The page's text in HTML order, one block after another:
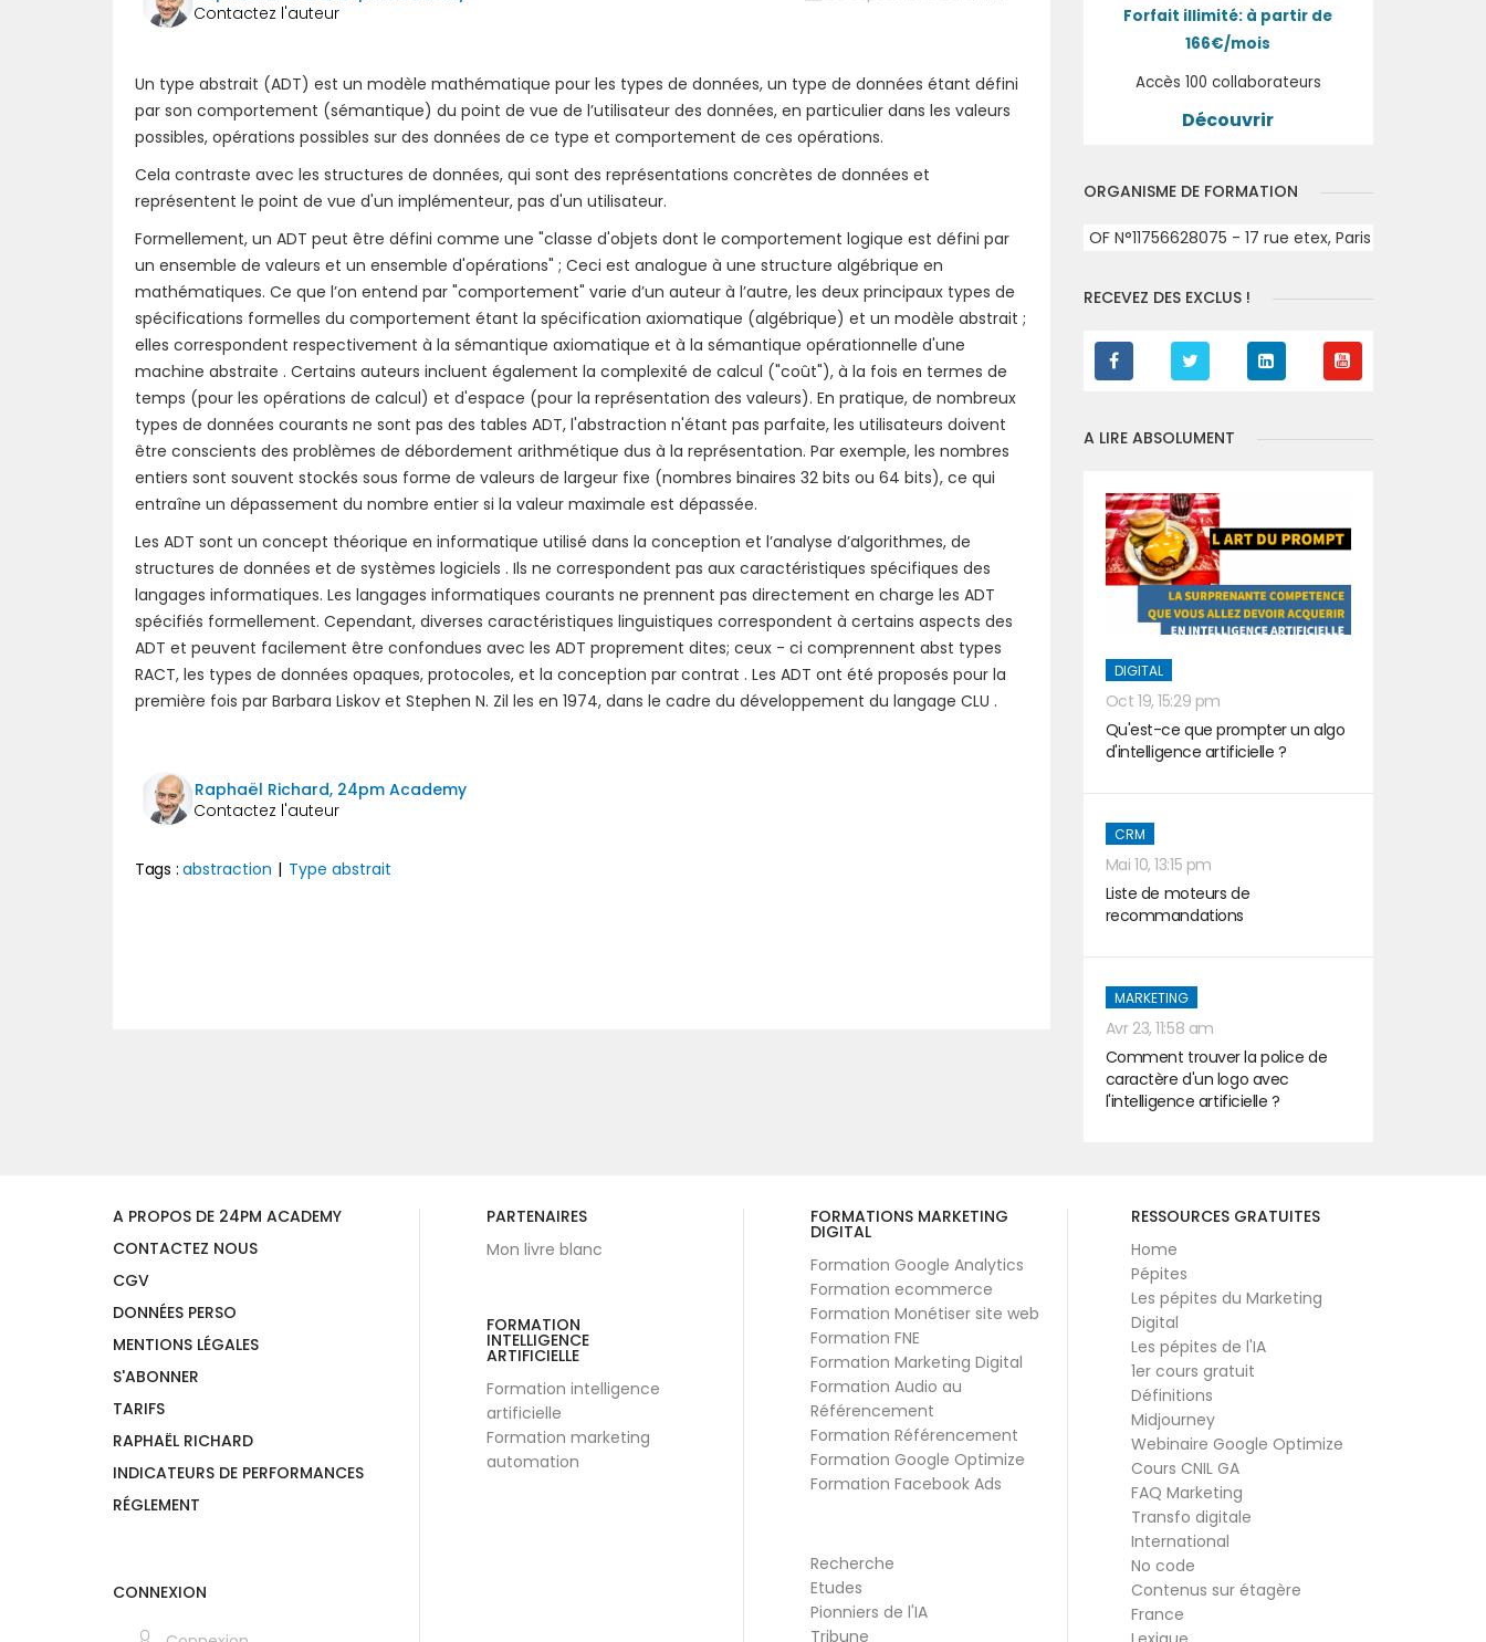
Un type abstrait (ADT) est un modèle mathématique pour les types de données, un type de données étant défini
par son comportement (sémantique) du point de vue de l’utilisateur des données, en particulier dans les valeurs
possibles, opérations possibles sur des données de ce type et comportement de ces opérations.
Cela contraste avec les structures de données, qui sont des représentations concrètes de données et
représentent le point de vue d'un implémenteur, pas d'un utilisateur.
Formellement, un ADT peut être défini comme une "classe d'objets dont le comportement logique est défini par
un ensemble de valeurs et un ensemble d'opérations" ; Ceci est analogue à une structure algébrique en
mathématiques. Ce que l’on entend par "comportement" varie d’un auteur à l’autre, les deux principaux types de
spécifications formelles du comportement étant la spécification axiomatique (algébrique) et un modèle abstrait ;
elles correspondent respectivement à la sémantique axiomatique et à la sémantique opérationnelle d'une
machine abstraite . Certains auteurs incluent également la complexité de calcul ("coût"), à la fois en termes de
temps (pour les opérations de calcul) et d'espace (pour la représentation des valeurs). En pratique, de nombreux
types de données courants ne sont pas des tables ADT, l'abstraction n'étant pas parfaite, les utilisateurs doivent
être conscients des problèmes de débordement arithmétique dus à la représentation. Par exemple, les nombres
entiers sont souvent stockés sous forme de valeurs de largeur fixe (nombres binaires 32 bits ou 64 bits), ce qui
entraîne un dépassement du nombre entier si la valeur maximale est dépassée.
Les ADT sont un concept théorique en informatique utilisé dans la conception et l’analyse d’algorithmes, de
structures de données et de systèmes logiciels . Ils ne correspondent pas aux caractéristiques spécifiques des
langages informatiques. Les langages informatiques courants ne prennent pas directement en charge les ADT
spécifiés formellement. Cependant, diverses caractéristiques linguistiques correspondent à certains aspects des
ADT et peuvent facilement être confondues avec les ADT proprement dites; ceux - ci comprennent abst types
RACT, les types de données opaques, protocoles, et la conception par contrat . Les ADT ont été proposés pour la
première fois par Barbara Liskov et Stephen N. Zil les en 1974, dans le cadre du développement du langage CLU .
Raphaël Richard, 24pm Academy
Tags : abstraction | Type abstrait
Forfait illimité: à partir de
166€/mois
Accès 100 collaborateurs
Découvrir
ORGANISME DE FORMATION
OF N°11756628075 - 17 rue etex, Paris
RECEVEZ DES EXCLUS !
A LIRE ABSOLUMENT
DIGITAL
Oct 19, 15:29 pm
Qu'est-ce que prompter un algo
d'intelligence artificielle ?
CRM
Mai 10, 13:15 pm
Liste de moteurs de
recommandations
MARKETING
Avr 23, 11:58 am
Comment trouver la police de
caractère d'un logo avec
l'intelligence artificielle ?
A PROPOS DE 24PM ACADEMY
CONTACTEZ NOUS
CGV
DONNÉES PERSO
MENTIONS LÉGALES
S'ABONNER
TARIFS
RAPHAËL RICHARD
INDICATEURS DE PERFORMANCES
RÉGLEMENT
CONNEXION
PARTENAIRES
Mon livre blanc
FORMATION
INTELLIGENCE
ARTIFICIELLE
Formation intelligence
artificielle
Formation marketing
automation
FORMATIONS MARKETING
DIGITAL
Formation Google Analytics
Formation ecommerce
Formation Monétiser site web
Formation FNE
Formation Marketing Digital
Formation Audio au
Référencement
Formation Référencement
Formation Google Optimize
Formation Facebook Ads
Recherche
Etudes
Pionniers de l'IA
Tribune
RESSOURCES GRATUITES
Home
Pépites
Les pépites du Marketing
Digital
Les pépites de l'IA
1er cours gratuit
Définitions
Midjourney
Webinaire Google Optimize
Cours CNIL GA
FAQ Marketing
Transfo digitale
International
No code
Contenus sur étagère
France